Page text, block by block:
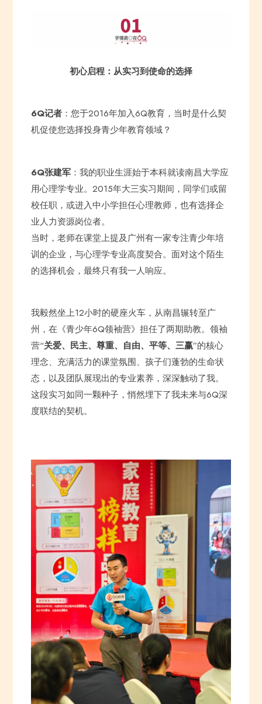
初心启程：从实习到使命的选择
6Q记者：您于2016年加入6Q教育，当时是什么契
机促使您选择投身青少年教育领域？
6Q张建军：我的职业生涯始于本科就读南昌大学应
用心理学专业。2015年大三实习期间，同学们或留
校任职，或进入中小学担任心理教师，也有选择企
业人力资源岗位者。
当时，老师在课堂上提及广州有一家专注青少年培
训的企业，与心理学专业高度契合。面对这个陌生
的选择机会，最终只有我一人响应。
我毅然坐上12小时的硬座火车，从南昌辗转至广
州，在《青少年6Q领袖营》担任了两期助教。领袖
营“关爱、民主、尊重、自由、平等、三赢”的核心
理念、充满活力的课堂氛围、孩子们蓬勃的生命状
态，以及团队展现出的专业素养，深深触动了我。
这段实习如同一颗种子，悄然埋下了我未来与6Q深
度联结的契机。